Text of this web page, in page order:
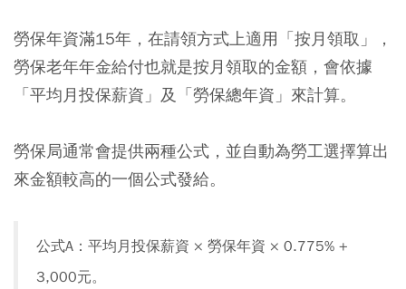
勞保年資滿15年，在請領方式上適用「按月領取」，
勞保老年年金給付也就是按月領取的金額，會依據
「平均月投保薪資」及「勞保總年資」來計算。
勞保局通常會提供兩種公式，並自動為勞工選擇算出
來金額較高的一個公式發給。
公式A：平均月投保薪資 × 勞保年資 × 0.775% +
3,000元。